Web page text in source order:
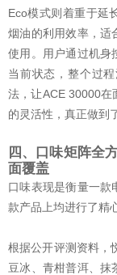
Eco模式则着重于延
烟油的利用效率，适
使用。用户通过机身
当前状态，整个过
法，让ACE 30000在
的灵活性，真正做到
四、口味矩阵全
面覆盖
口味表现是衡量一款
款产品上均进行了精
根据公开评测资料，
豆冰、青柑普洱、抹